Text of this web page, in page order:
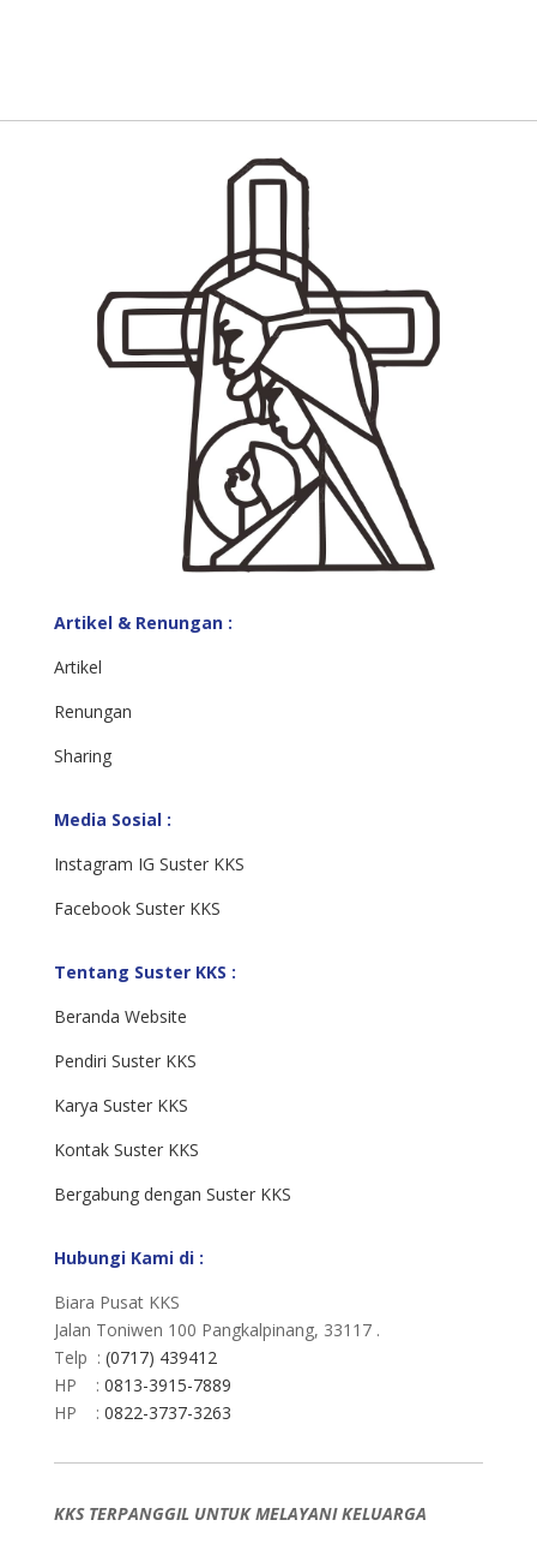
Artikel & Renungan :
Artikel
Renungan
Sharing
Media Sosial :
Instagram IG Suster KKS
Facebook Suster KKS
Tentang Suster KKS :
Beranda Website
Pendiri Suster KKS
Karya Suster KKS
Kontak Suster KKS
Bergabung dengan Suster KKS
Hubungi Kami di :
Biara Pusat KKS
Jalan Toniwen 100 Pangkalpinang, 33117 .
Telp : (0717) 439412
HP : 0813-3915-7889
HP : 0822-3737-3263
KKS TERPANGGIL UNTUK MELAYANI KELUARGA